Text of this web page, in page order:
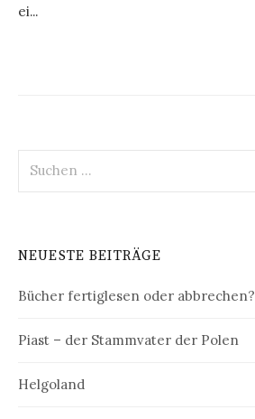
ei...
nach:
NEUESTE BEITRÄGE
Bücher fertiglesen oder abbrechen?
Piast – der Stammvater der Polen
Helgoland